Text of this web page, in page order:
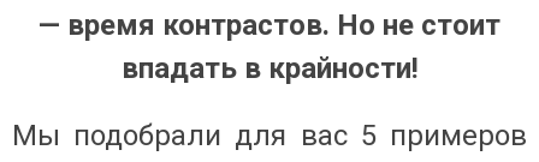
— время контрастов. Но не стоит
впадать в крайности!
Мы подобрали для вас 5 примеров